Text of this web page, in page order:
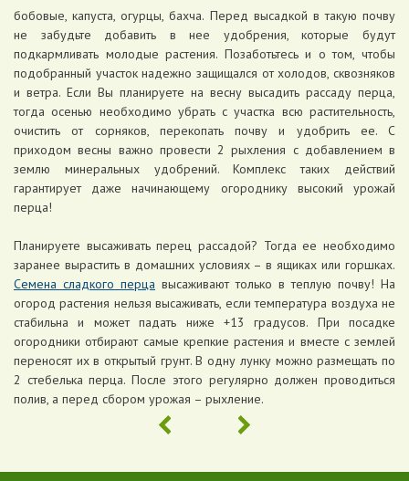
бобовые, капуста, огурцы, бахча. Перед высадкой в такую почву
не забудьте добавить в нее удобрения, которые будут
подкармливать молодые растения. Позаботьтесь и о том, чтобы
подобранный участок надежно защищался от холодов, сквозняков
и ветра. Если Вы планируете на весну высадить рассаду перца,
тогда осенью необходимо убрать с участка всю растительность,
очистить от сорняков, перекопать почву и удобрить ее. С
приходом весны важно провести 2 рыхления с добавлением в
землю минеральных удобрений. Комплекс таких действий
гарантирует даже начинающему огороднику высокий урожай
перца!
Планируете высаживать перец рассадой? Тогда ее необходимо
заранее вырастить в домашних условиях – в ящиках или горшках.
Семена сладкого перца высаживают только в теплую почву! На
огород растения нельзя высаживать, если температура воздуха не
стабильна и может падать ниже +13 градусов. При посадке
огородники отбирают самые крепкие растения и вместе с землей
переносят их в открытый грунт. В одну лунку можно размещать по
2 стебелька перца. После этого регулярно должен проводиться
полив, а перед сбором урожая – рыхление.